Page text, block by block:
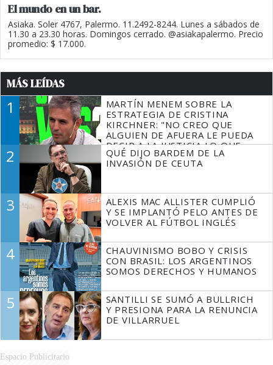
El mundo en un bar.
Asiaka. Soler 4767, Palermo. 11.2492-8244. Lunes a sábados de
11.30 a 23.30 horas. Domingos cerrado. @asiakapalermo. Precio
promedio: $ 17.000.
MÁS LEÍDAS
1
MARTÍN MENEM SOBRE LA
ESTRATEGIA DE CRISTINA
KIRCHNER: "NO CREO QUE
ALGUIEN DE AFUERA LE PUEDA
DECIR A LA JUSTICIA LO QUE
TIENE QUE HACER"
2
QUÉ DIJO BARDEM DE LA
INVASIÓN DE CEUTA
3
ALEXIS MAC ALLISTER CUMPLIÓ
Y SE IMPLANTÓ PELO ANTES DE
VOLVER AL FÚTBOL INGLÉS
4
CHAUVINISMO BOBO Y CRISIS
CON BRASIL: LOS ARGENTINOS
SOMOS DERECHOS Y HUMANOS
5
SANTILLI SE SUMÓ A BULLRICH
Y PRESIONA PARA LA RENUNCIA
DE VILLARRUEL
Espacio Publicitario